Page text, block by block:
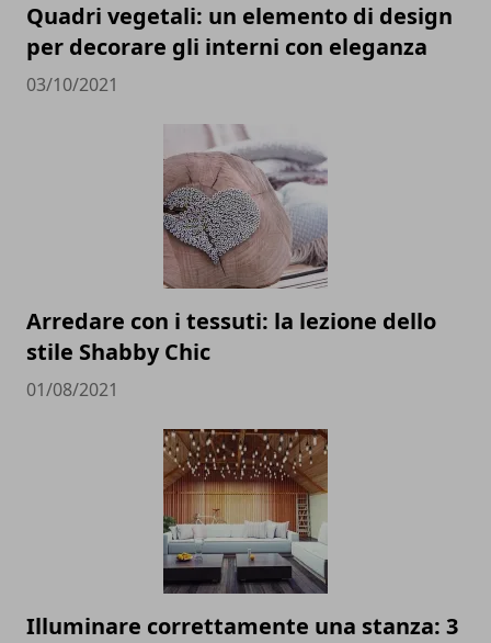
Quadri vegetali: un elemento di design
per decorare gli interni con eleganza
03/10/2021
Arredare con i tessuti: la lezione dello
stile Shabby Chic
01/08/2021
Illuminare correttamente una stanza: 3